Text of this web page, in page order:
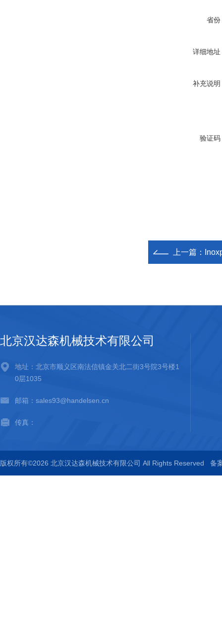
省份
详细地址
补充说明
验证码
上一篇：
北京汉达森机械技术有限公司
地址：北京市顺义区南法信镇金关北二街3号院3号楼1
0层1035
邮箱：sales93@handelsen.cn
传真：
版权所有©2026 北京汉达森机械技术有限公司 All Rights Reserved 备